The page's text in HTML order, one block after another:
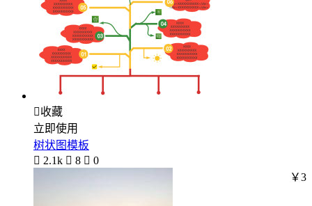
收藏
立即使用
树状图模板
 2.1k  8  0
￥3